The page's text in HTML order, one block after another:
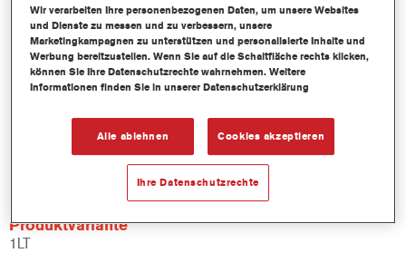
Farbtonangleichung.
Schnelle und sparsame Anwendung trägt zur Steigerung
des Durchsatz und der Produktivität bei.
Teil eines zweckbestimmten und umfangreichen Systems an
Mischlacken und Bindemitteln.
Flexibel – kann unter verschiedenen klimatischen
Bedingungen und mit unterschiedlichen
Anwendungstechniken verarbeitet werden.
Produktvariante
1LT
Wir verarbeiten Ihre personenbezogenen Daten, um unsere Websites
und Dienste zu messen und zu verbessern, unsere
Marketingkampagnen zu unterstützen und personalisierte Inhalte und
Werbung bereitzustellen. Wenn Sie auf die Schaltfläche rechts klicken,
können Sie Ihre Datenschutzrechte wahrnehmen. Weitere
Informationen finden Sie in unserer Datenschutzerklärung
Alle ablehnen Cookies akzeptieren
Ihre Datenschutzrechte